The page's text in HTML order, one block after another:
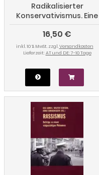
Radikalisierter
Konservativismus. Eine
Analyse
16,50 €
inkl. 10 % MwSt. zzgl.Versandkosten
Lieferzeit: AT und DE: 7-10 Tage